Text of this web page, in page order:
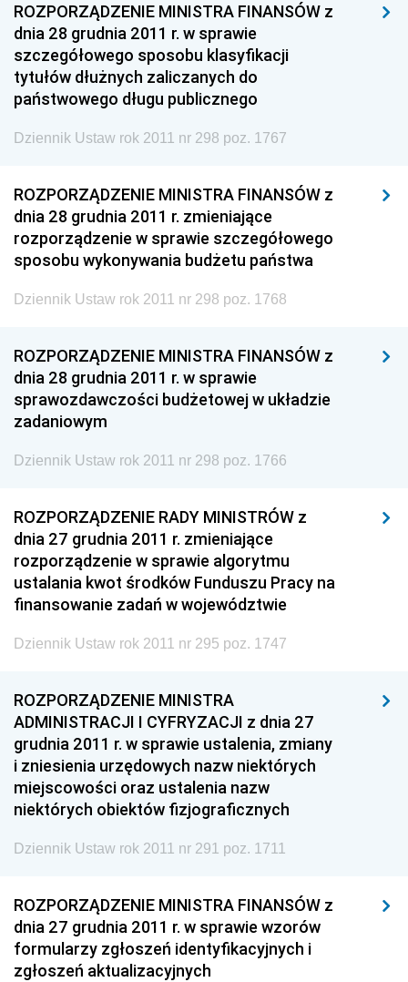
ROZPORZĄDZENIE MINISTRA FINANSÓW z
dnia 28 grudnia 2011 r. w sprawie
szczegółowego sposobu klasyfikacji
tytułów dłużnych zaliczanych do
państwowego długu publicznego
Dziennik Ustaw rok 2011 nr 298 poz. 1767
ROZPORZĄDZENIE MINISTRA FINANSÓW z
dnia 28 grudnia 2011 r. zmieniające
rozporządzenie w sprawie szczegółowego
sposobu wykonywania budżetu państwa
Dziennik Ustaw rok 2011 nr 298 poz. 1768
ROZPORZĄDZENIE MINISTRA FINANSÓW z
dnia 28 grudnia 2011 r. w sprawie
sprawozdawczości budżetowej w układzie
zadaniowym
Dziennik Ustaw rok 2011 nr 298 poz. 1766
ROZPORZĄDZENIE RADY MINISTRÓW z
dnia 27 grudnia 2011 r. zmieniające
rozporządzenie w sprawie algorytmu
ustalania kwot środków Funduszu Pracy na
finansowanie zadań w województwie
Dziennik Ustaw rok 2011 nr 295 poz. 1747
ROZPORZĄDZENIE MINISTRA
ADMINISTRACJI I CYFRYZACJI z dnia 27
grudnia 2011 r. w sprawie ustalenia, zmiany
i zniesienia urzędowych nazw niektórych
miejscowości oraz ustalenia nazw
niektórych obiektów fizjograficznych
Dziennik Ustaw rok 2011 nr 291 poz. 1711
ROZPORZĄDZENIE MINISTRA FINANSÓW z
dnia 27 grudnia 2011 r. w sprawie wzorów
formularzy zgłoszeń identyfikacyjnych i
zgłoszeń aktualizacyjnych